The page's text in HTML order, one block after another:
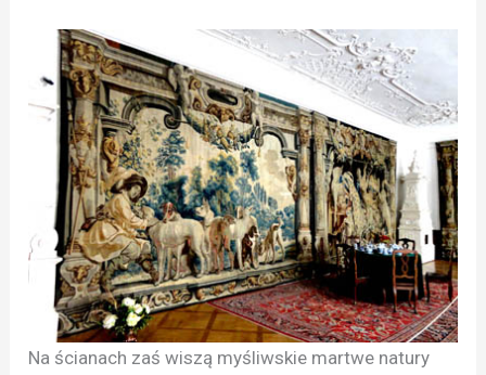
Na ścianach zaś wiszą myśliwskie martwe natury